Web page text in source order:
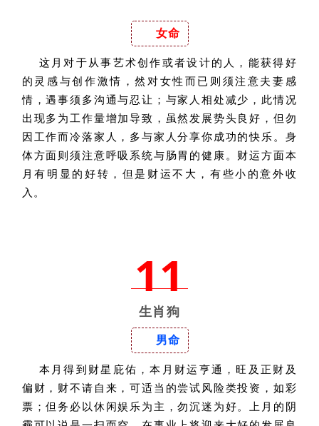
女命
这月对于从事艺术创作或者设计的人，能获得好
的灵感与创作激情，然对女性而已则须注意夫妻感
情，遇事须多沟通与忍让；与家人相处减少，此情况
出现多为工作量增加导致，虽然发展势头良好，但勿
因工作而冷落家人，多与家人分享你成功的快乐。身
体方面则须注意呼吸系统与肠胃的健康。财运方面本
月有明显的好转，但是财运不大，有些小的意外收
入。
11
生肖狗
男命
本月得到财星庇佑，本月财运亨通，旺及正财及
偏财，财不请自来，可适当的尝试风险类投资，如彩
票；但务必以休闲娱乐为主，勿沉迷为好。上月的阴